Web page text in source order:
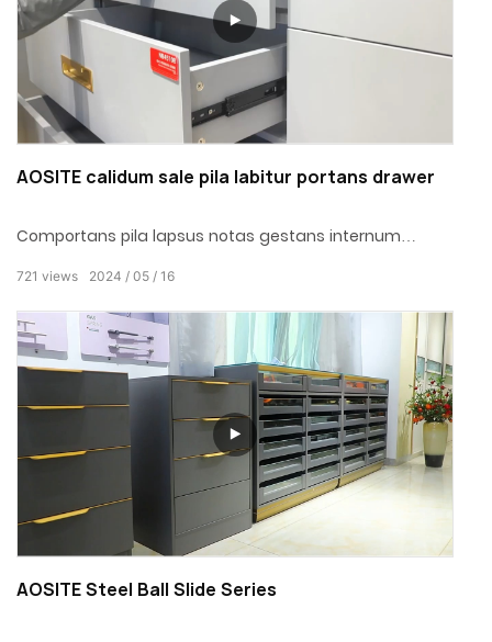
AOSITE calidum sale pila labitur portans drawer
Comportans pila lapsus notas gestans internum
machinae calcit et conportans plene e scrinio impellit,
praebens experientiam apertam et levem et sine
labore.
2024 05 16
721 views
AOSITE Steel Ball Slide Series